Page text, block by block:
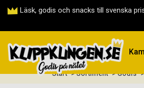
Läsk, godis och snacks till svenska
Start > Sortiment > Godis